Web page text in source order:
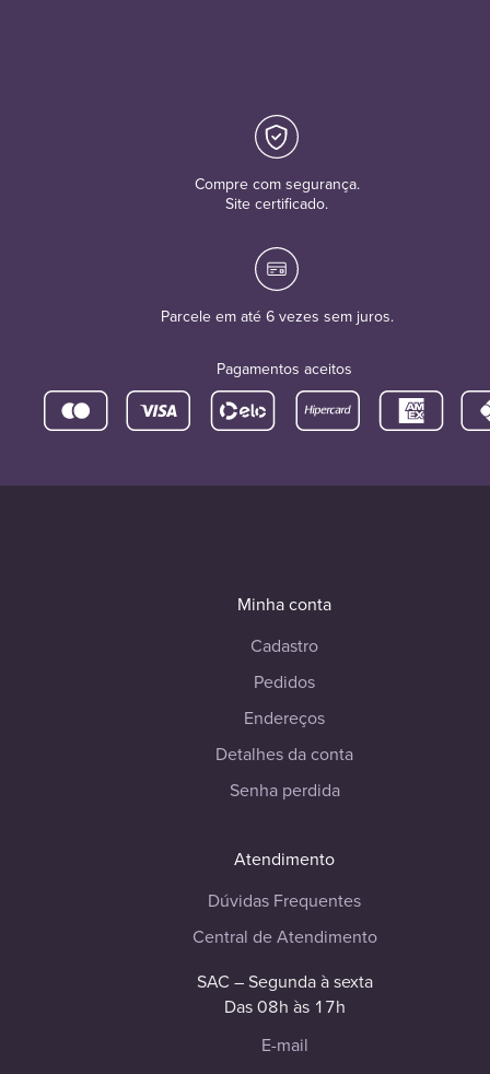
Compre com segurança.
Site certificado.
Parcele em até 6 vezes sem juros.
Pagamentos aceitos
Minha conta
Cadastro
Pedidos
Endereços
Detalhes da conta
Senha perdida
Atendimento
Dúvidas Frequentes
Central de Atendimento
SAC – Segunda à sexta
Das 08h às 17h
E-mail